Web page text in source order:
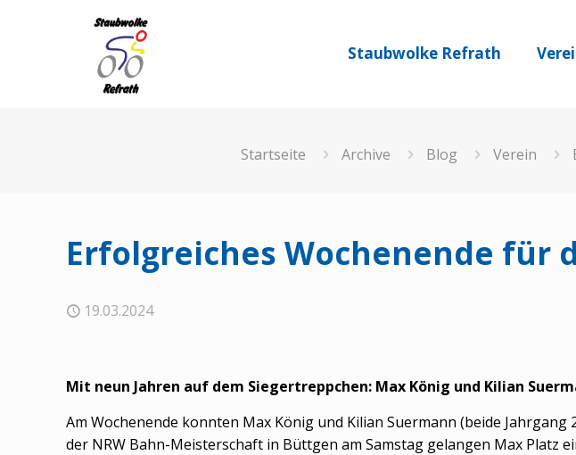
Staubwolke Refrath
Startseite Archive Blog Verein
Erfolgreiches Wochenende für
19.03.2024
Mit neun Jahren auf dem Siegertreppchen: Max König und Kilian
Am Wochenende konnten Max König und Kilian Suermann (beide
der NRW Bahn-Meisterschaft in Büttgen am Samstag gelangen Max